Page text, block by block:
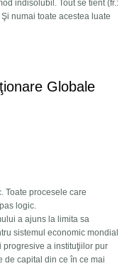
indisolubil. Tout se tient (fr.:
numai toate acestea luate
Globale
Toate procesele care
logic.
a ajuns la limita sa
sistemul economic mondial
progresive a instituţiilor pur
de capital din ce în ce mai